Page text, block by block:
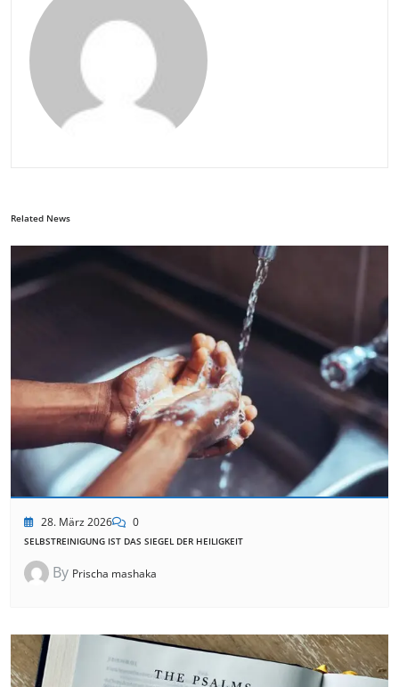
Related News
28. März 2026 0
SELBSTREINIGUNG IST DAS SIEGEL DER HEILIGKEIT
By Prischa mashaka